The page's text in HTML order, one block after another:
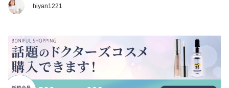
hiyan1221